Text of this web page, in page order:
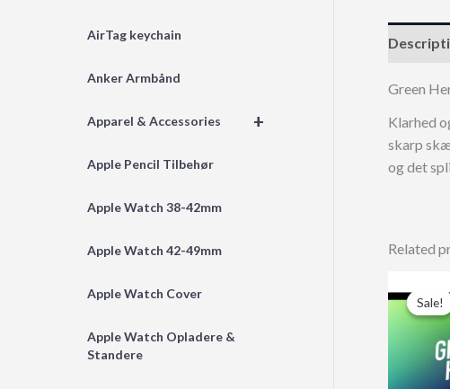
AirTag keychain
Anker Armbånd
+
Apparel & Accessories
Apple Pencil Tilbehør
Apple Watch 38-42mm
Apple Watch 42-49mm
Apple Watch Cover
Apple Watch Opladere &
Standere
Green
Klarhed
skarp
og det
Related
Sale!
Sale!